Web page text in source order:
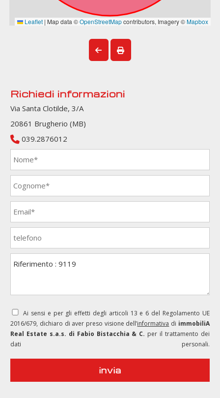
Richiedi informazioni
Via Santa Clotilde, 3/A
20861 Brugherio (MB)
039.2876012
Ai sensi e per gli effetti degli articoli 13 e 6 del Regolamento UE
2016/679, dichiaro di aver preso visione dell’informativa di immobiliA
Real Estate s.a.s. di Fabio Bistacchia & C. per il trattamento dei
dati personali.